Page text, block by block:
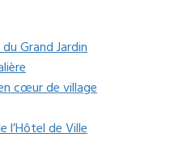
Grand Jardin
cœur de village
l’Hôtel de Ville